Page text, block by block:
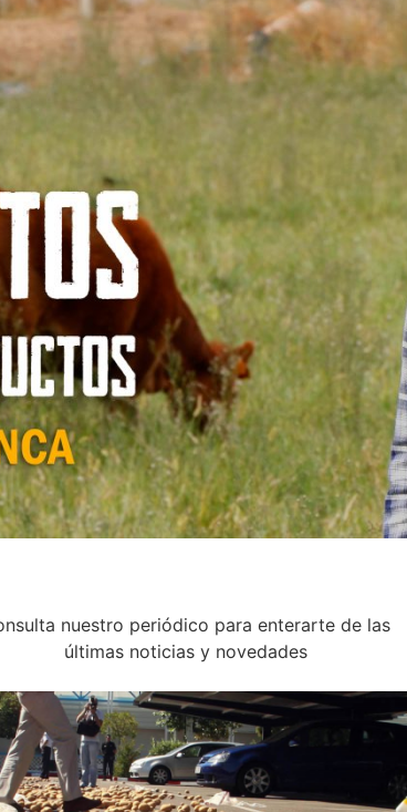
nuestro periódico para enterarte de las
últimas noticias y novedades